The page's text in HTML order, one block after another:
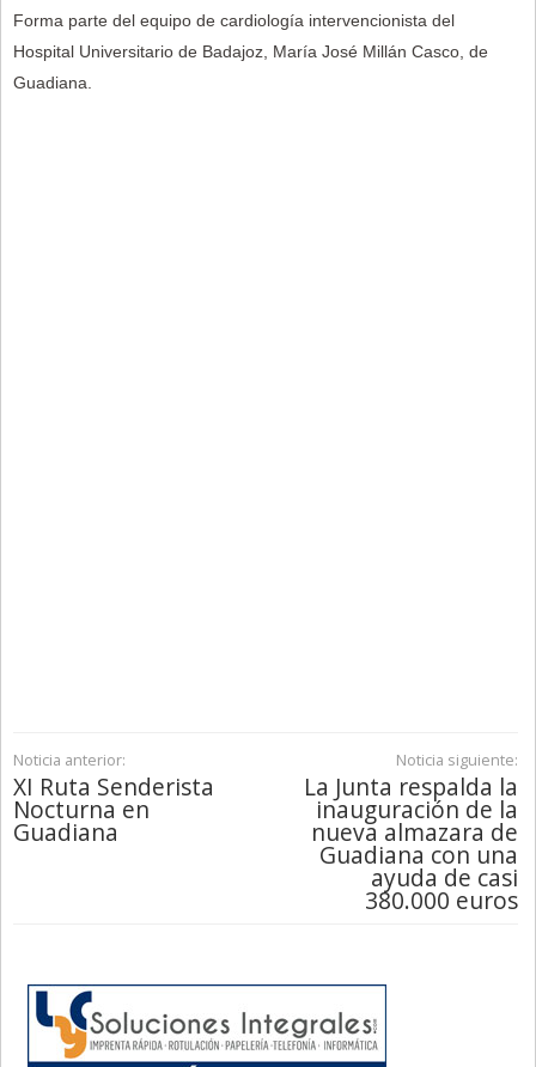
Forma parte del equipo de cardiología intervencionista del
Hospital Universitario de Badajoz, María José Millán Casco, de
Guadiana.
Noticia anterior:
XI Ruta Senderista
Nocturna en
Guadiana
Noticia siguiente:
La Junta respalda la
inauguración de la
nueva almazara de
Guadiana con una
ayuda de casi
380.000 euros